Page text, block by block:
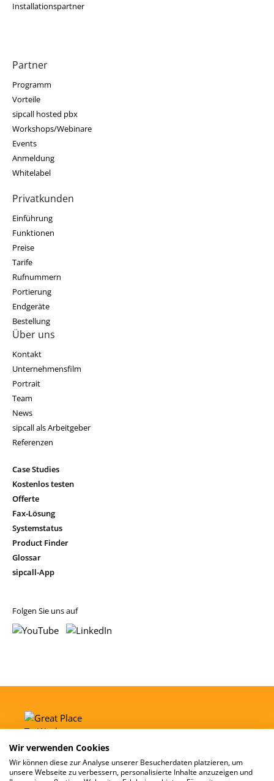
Installationspartner
Partner
Programm
Vorteile
sipcall hosted pbx
Workshops/Webinare
Events
Anmeldung
Whitelabel
Privatkunden
Einführung
Funktionen
Preise
Tarife
Rufnummern
Portierung
Endgeräte
Bestellung
Über uns
Kontakt
Unternehmensfilm
Portrait
Team
News
sipcall als Arbeitgeber
Referenzen
Case Studies
Kostenlos testen
Offerte
Fax-Lösung
Systemstatus
Product Finder
Glossar
sipcall-App
Folgen Sie uns auf
Wir verwenden Cookies
Wir können diese zur Analyse unserer Besucherdaten platzieren, um
unsere Webseite zu verbessern, personalisierte Inhalte anzuzeigen und